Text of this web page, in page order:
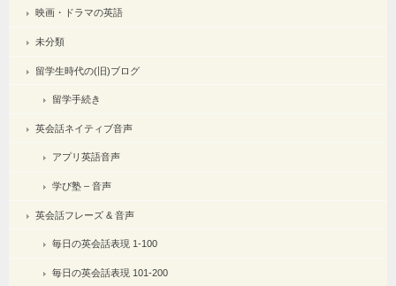
映画・ドラマの英語
未分類
留学生時代の(旧)ブログ
留学手続き
英会話ネイティブ音声
アプリ英語音声
学び塾 – 音声
英会話フレーズ & 音声
毎日の英会話表現 1-100
毎日の英会話表現 101-200